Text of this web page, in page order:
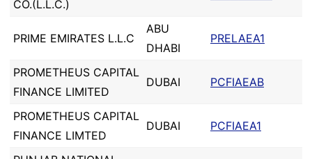
CO.(L.L.C.)
PRIME EMIRATES L.L.C
ABU
DHABI
PRELAEA1
PROMETHEUS CAPITAL
FINANCE LIMITED
DUBAI PCFIAEAB
PROMETHEUS CAPITAL
FINANCE LIMTED
DUBAI PCFIAEA1